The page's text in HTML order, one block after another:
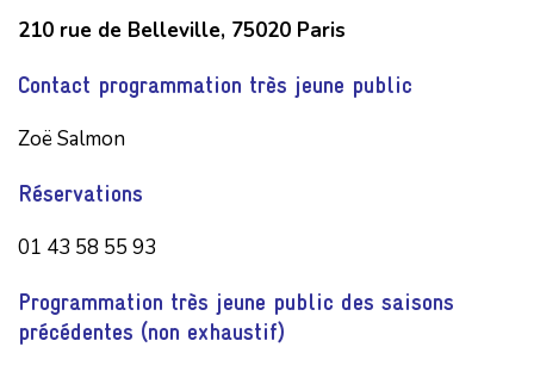
210 rue de Belleville, 75020 Paris
Contact programmation très jeune public
Zoë Salmon
Réservations
01 43 58 55 93
Programmation très jeune public des saisons
précédentes (non exhaustif)